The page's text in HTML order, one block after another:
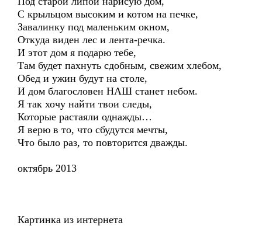
С крыльцом высоким и котом на печке,
Завалинку под маленьким окном,
Откуда виден лес и лента-речка.
И этот дом я подарю тебе,
Там будет пахнуть сдобным, свежим хлебом,
Обед и ужин будут на столе,
И дом благословен НАШ станет небом.
Я так хочу найти твои следы,
Которые растаяли однажды…
Я верю в то, что сбудутся мечты,
Что было раз, то повторится дважды.
октябрь 2013
Картинка из интернета